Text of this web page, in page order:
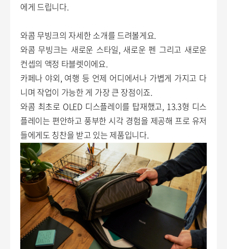
에게 드립니다.
와콤 무빙크의 자세한 소개를 드려볼게요.
와콤 무빙크는 새로운 스타일, 새로운 펜 그리고 새로운
컨셉의 액정 타블렛이에요.
카페나 야외, 여행 등 언제 어디에서나 가볍게 가지고 다
니며 작업이 가능한 게 가장 큰 장점이죠.
와콤 최초로 OLED 디스플레이를 탑재했고, 13.3형 디스
플레이는 편안하고 풍부한 시각 경험을 제공해 프로 유저
들에게도 칭찬을 받고 있는 제품입니다.